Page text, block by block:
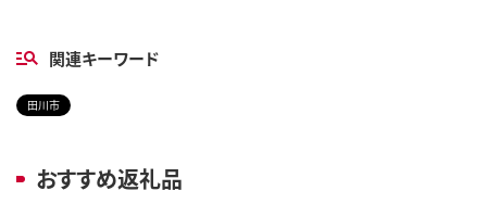
関連キーワード
田川市
おすすめ返礼品